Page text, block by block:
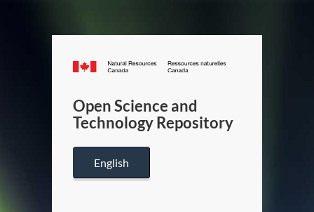
Canada.ca
/
Canada
Open Science and
Technology Repository
English